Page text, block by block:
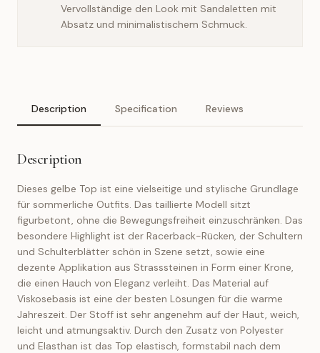
Vervollständige den Look mit Sandaletten mit
Absatz und minimalistischem Schmuck.
Description Specification Reviews
Description
Dieses gelbe Top ist eine vielseitige und stylische Grundlage
für sommerliche Outfits. Das taillierte Modell sitzt
figurbetont, ohne die Bewegungsfreiheit einzuschränken. Das
besondere Highlight ist der Racerback-Rücken, der Schultern
und Schulterblätter schön in Szene setzt, sowie eine
dezente Applikation aus Strasssteinen in Form einer Krone,
die einen Hauch von Eleganz verleiht. Das Material auf
Viskosebasis ist eine der besten Lösungen für die warme
Jahreszeit. Der Stoff ist sehr angenehm auf der Haut, weich,
leicht und atmungsaktiv. Durch den Zusatz von Polyester
und Elasthan ist das Top elastisch, formstabil nach dem